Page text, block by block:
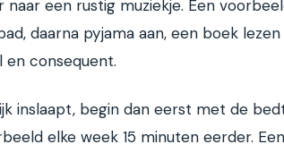
naar een rustig muziekje. Een
daarna pyjama aan, een boek
en consequent.
inslaapt, begin dan eerst met de
elke week 15 minuten eerder.